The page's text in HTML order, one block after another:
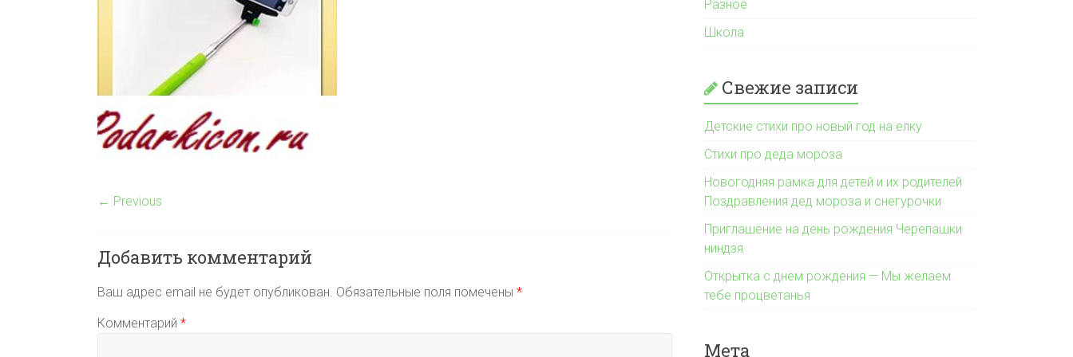
← Previous
Добавить комментарий
Ваш адрес email не будет опубликован. Обязательные поля помечены *
Комментарий *
Разное
Школа
Свежие записи
Детские стихи про новый год на елку
Стихи про деда мороза
Новогодняя рамка для детей и их родителей
Поздравления дед мороза и снегурочки
Приглашение на день рождения Черепашки
ниндзя
Открытка с днем рождения — Мы желаем
тебе процветанья
Мета